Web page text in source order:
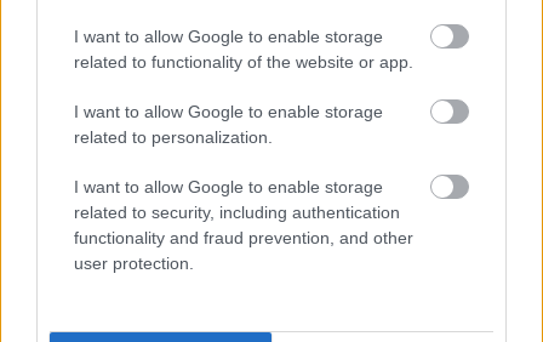
I want to allow Google to enable storage
related to functionality of the website or app.
I want to allow Google to enable storage
related to personalization.
I want to allow Google to enable storage
related to security, including authentication
functionality and fraud prevention, and other
user protection.
csendes gyilkos jeleit
07:01
Napi horoszkóp: a Szűz vigyázzon a pénzére,
a Bak álljon két lábbal a földön - szeptember
23.
így készíted el őket
06:01